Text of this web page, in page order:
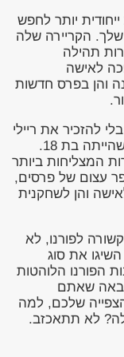
יותר לחפש
הקריירה שלה
תהילה
שב-2010 היא הפכה לאישה
והן בפרס חדשות
להזכיר את ריילי
ריד. הקריירה שלה החלה בשנת 2010 כשהייתה בת 18.
המצליחות ביותר
עצום של פרסים,
והן לשחקנית
לפורנו, לא
את סוג
הפורנו הלוהטות
הבאה שאתם
שלכם, למה
לא תתאכזב.